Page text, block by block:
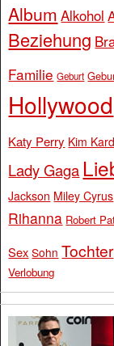
Album Alkohol
Beziehung
Familie Geburt
Hollywood
Katy Perry Kim
Lady Gaga
Jackson Miley Cyrus
Rihanna Robert
Sex Sohn Tochter
Verlobung